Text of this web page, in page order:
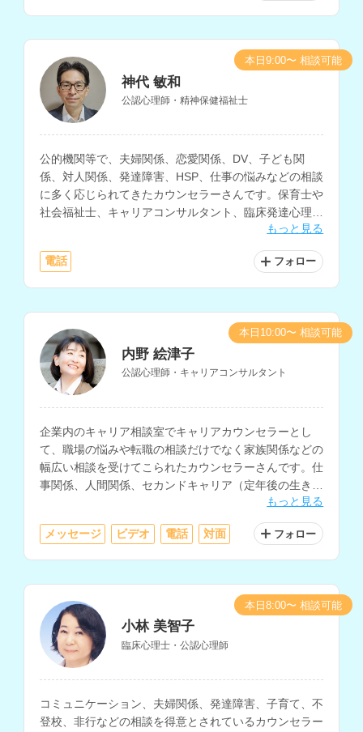
神代 敏和
公認心理師・精神保健福祉士
公的機関等で、夫婦関係、恋愛関係、DV、子ども関
係、対人関係、発達障害、HSP、仕事の悩みなどの相談
に多く応じられてきたカウンセラーさんです。保育士や
社会福祉士、キャリアコンサルタント、臨床発達心理士
もっと見る
電話 フォロー
本日9:00〜 相談可能
内野 絵津子
公認心理師・キャリアコンサルタント
企業内のキャリア相談室でキャリアカウンセラーとし
て、職場の悩みや転職の相談だけでなく家族関係などの
幅広い相談を受けてこられたカウンセラーさんです。仕
事関係、人間関係、セカンドキャリア（定年後の生き
もっと見る
メッセージ ビデオ 電話 対面 フォロー
本日10:00〜 相談可能
小林 美智子
臨床心理士・公認心理師
コミュニケーション、夫婦関係、発達障害、子育て、不
登校、非行などの相談を得意とされているカウンセラー
本日8:00〜 相談可能